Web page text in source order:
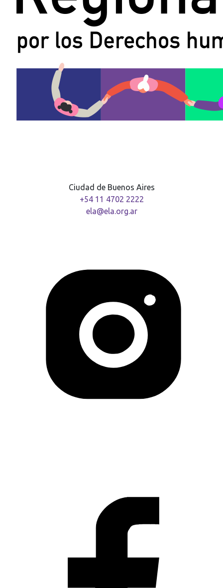
Ciudad de Buenos Aires
+54 11 4702 2222
ela@ela.org.ar